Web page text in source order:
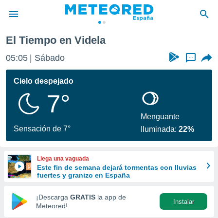
de
por
se
calidad.
a este
las
y
forma
digital
basada
El Tiempo en Videla
05:05 Sábado ...
Cielo despejado
7°
Sensación de 7°
Menguante
Iluminada:22%
Llega una vaguada
Este fin de semana dejará tormentas con lluvias
fuertes y granizo en España
¡Descarga GRATIS la app de
Meteored!
Instalar